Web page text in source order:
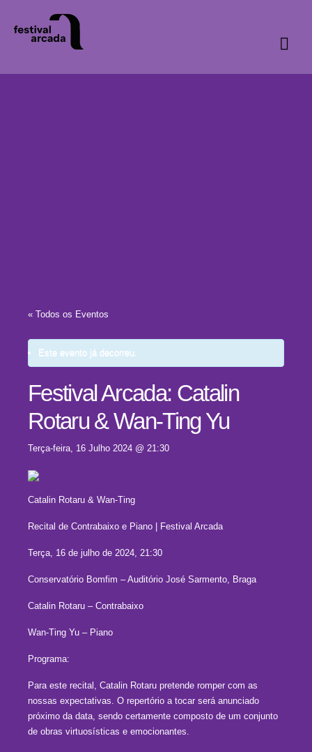
« Todos os Eventos
Este evento já decorreu.
Festival Arcada: Catalin
Rotaru & Wan-Ting Yu
Terça-feira, 16 Julho 2024 @ 21:30
Catalin Rotaru & Wan-Ting
Recital de Contrabaixo e Piano | Festival Arcada
Terça, 16 de julho de 2024, 21:30
Conservatório Bomfim – Auditório José Sarmento, Braga
Catalin Rotaru – Contrabaixo
Wan-Ting Yu – Piano
Programa:
Para este recital, Catalin Rotaru pretende romper com as
nossas expectativas. O repertório a tocar será anunciado
próximo da data, sendo certamente composto de um conjunto
de obras virtuosísticas e emocionantes.